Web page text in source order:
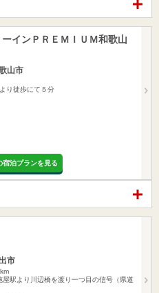
インＰＲＥＭＩＵＭ和歌山
山市
り徒歩にて５分
宿泊プランを見る
市
屋駅より川辺橋を渡り一つ目の信号（県道